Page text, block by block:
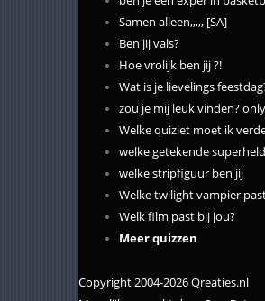
Samen alleen,,,,, [SA]
Ben jij vals?
Hoe vrolijk ben jij ?!
Wat is je lievelings
zou je mij leuk vinden?
Welke quizlet moet ik
welke getekende
welke stripfiguur ben jij
Welke twilight vampier
Welk film past bij jou?
Meer quizzen
Copyright 2004-2026 Qreaties.nl